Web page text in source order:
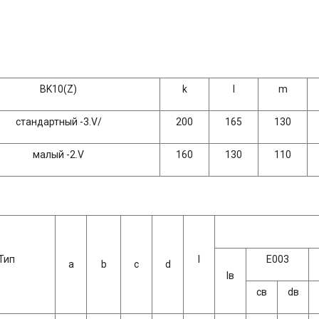
BK10(Z) k m
стандартный -3.V/ 200 165 130
малый -2.V 160 130 110
a b c d
lв
Е003
cв dв